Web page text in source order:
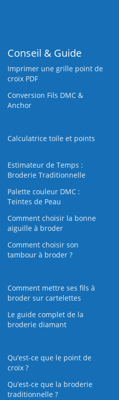
Conseil & Guide
Imprimer une grille point de
croix PDF
Conversion Fils DMC &
Anchor
Calculatrice toile et points
Estimateur de Temps :
Broderie Traditionnelle
Palette couleur DMC :
Teintes de Peau
Comment choisir la bonne
aiguille à broder
Comment choisir son
tambour à broder ?
Comment mettre ses fils à
broder sur cartelettes
Le guide complet de la
broderie diamant
Qu’est-ce que le point de
croix ?
Qu’est-ce que la broderie
traditionnelle ?